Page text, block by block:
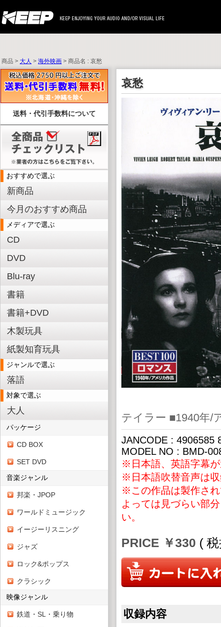
商品 >大人>海外映画> 商品名 : 哀愁
送料・代引手数料について
おすすめで選ぶ
新商品
今月のおすすめ商品
メディアで選ぶ
CD
DVD
Blu-ray
書籍
書籍+DVD
木製玩具
紙製知育玩具
ジャンルで選ぶ
落語
対象で選ぶ
大人
パッケージ
CD BOX
SET DVD
音楽ジャンル
邦楽・JPOP
ワールドミュージック
イージーリスニング
ジャズ
ロック&ポップス
クラシック
映像ジャンル
鉄道・SL・乗り物
哀愁
テイラー ■1940年/
JANCODE : 4906585
MODEL NO : BMD-
※日本語、英語字幕
※日本語吹替音声は
※この作品は製作さ
よっては見づらい部
い。
PRICE ￥330 (
収録内容